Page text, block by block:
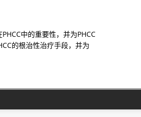
中的重要性，并为PHCC
的根治性治疗手段，并为